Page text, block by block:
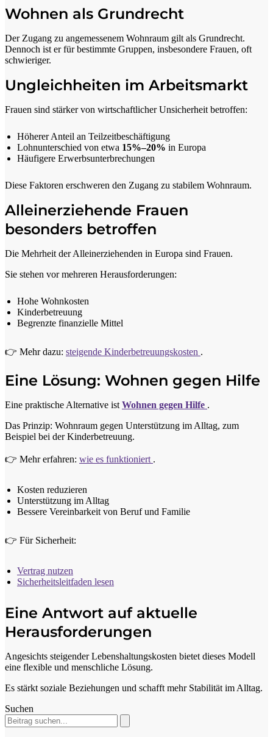
Wohnen als Grundrecht
Der Zugang zu angemessenem Wohnraum gilt als Grundrecht.
Dennoch ist er für bestimmte Gruppen, insbesondere Frauen, oft
schwieriger.
Ungleichheiten im Arbeitsmarkt
Frauen sind stärker von wirtschaftlicher Unsicherheit betroffen:
Höherer Anteil an Teilzeitbeschäftigung
Lohnunterschied von etwa 15%–20% in Europa
Häufigere Erwerbsunterbrechungen
Diese Faktoren erschweren den Zugang zu stabilem Wohnraum.
Alleinerziehende Frauen
besonders betroffen
Die Mehrheit der Alleinerziehenden in Europa sind Frauen.
Sie stehen vor mehreren Herausforderungen:
Hohe Wohnkosten
Kinderbetreuung
Begrenzte finanzielle Mittel
👉 Mehr dazu: steigende Kinderbetreuungskosten .
Eine Lösung: Wohnen gegen Hilfe
Eine praktische Alternative istWohnen gegen Hilfe .
Das Prinzip: Wohnraum gegen Unterstützung im Alltag, zum
Beispiel bei der Kinderbetreuung.
👉 Mehr erfahren: wie es funktioniert .
Kosten reduzieren
Unterstützung im Alltag
Bessere Vereinbarkeit von Beruf und Familie
👉 Für Sicherheit:
Vertrag nutzen
Sicherheitsleitfaden lesen
Eine Antwort auf aktuelle
Herausforderungen
Angesichts steigender Lebenshaltungskosten bietet dieses Modell
eine flexible und menschliche Lösung.
Es stärkt soziale Beziehungen und schafft mehr Stabilität im Alltag.
Suchen